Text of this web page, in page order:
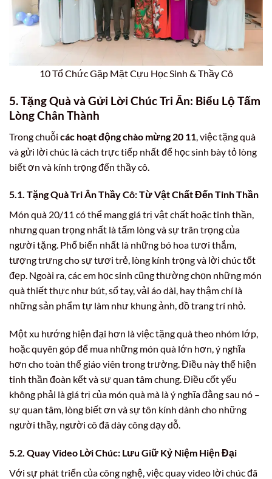
10 Tổ Chức Gặp Mặt Cựu Học Sinh & Thầy Cô
5. Tặng Quà và Gửi Lời Chúc Tri Ân: Biểu Lộ Tấm
Lòng Chân Thành
Trong chuỗi các hoạt động chào mừng 20 11 , việc tặng quà
và gửi lời chúc là cách trực tiếp nhất để học sinh bày tỏ lòng
biết ơn và kính trọng đến thầy cô.
5.1. Tặng Quà Tri Ân Thầy Cô: Từ Vật Chất Đến Tinh Thần
Món quà 20/11 có thể mang giá trị vật chất hoặc tinh thần,
nhưng quan trọng nhất là tấm lòng và sự trân trọng của
người tặng. Phổ biến nhất là những bó hoa tươi thắm,
tượng trưng cho sự tươi trẻ, lòng kính trọng và lời chúc tốt
đẹp. Ngoài ra, các em học sinh cũng thường chọn những món
quà thiết thực như bút, sổ tay, vải áo dài, hay thậm chí là
những sản phẩm tự làm như khung ảnh, đồ trang trí nhỏ.
Một xu hướng hiện đại hơn là việc tặng quà theo nhóm lớp,
hoặc quyên góp để mua những món quà lớn hơn, ý nghĩa
hơn cho toàn thể giáo viên trong trường. Điều này thể hiện
tinh thần đoàn kết và sự quan tâm chung. Điều cốt yếu
không phải là giá trị của món quà mà là ý nghĩa đằng sau nó –
sự quan tâm, lòng biết ơn và sự tôn kính dành cho những
người thầy, người cô đã dày công dạy dỗ.
5.2. Quay Video Lời Chúc: Lưu Giữ Kỷ Niệm Hiện Đại
Với sự phát triển của công nghệ, việc quay video lời chúc đã